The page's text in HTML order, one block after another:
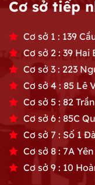
Cơ sở tiếp
Cơ sở 1 : 139
Cơ sở 2 : 39 Hai
Cơ sở 3 : 223
Cơ sở 4 : 85 Lê
Cơ sở 5 : 82
Cơ sở 6 : 85C
Cơ sở 7 : Số 1
Cơ sở 8 : 7A
Cơ sở 9 : 10